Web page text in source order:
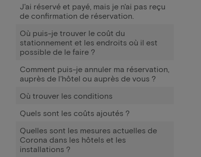
J'ai réservé et payé, mais je n'ai pas reçu
de confirmation de réservation.
Où puis-je trouver le coût du
stationnement et les endroits où il est
possible de le faire ?
Comment puis-je annuler ma réservation,
auprès de l'hôtel ou auprès de vous ?
Où trouver les conditions
Quels sont les coûts ajoutés ?
Quelles sont les mesures actuelles de
Corona dans les hôtels et les
installations ?